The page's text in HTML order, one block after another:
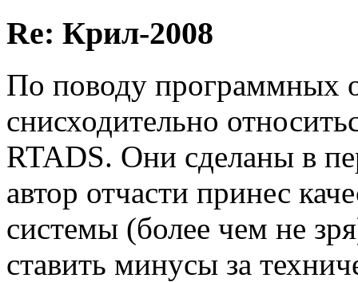
Re: Крил-2008
По поводу
снисходительно
RTADS. Они сделаны в
автор отчасти принес
системы (более чем не
ставить минусы за